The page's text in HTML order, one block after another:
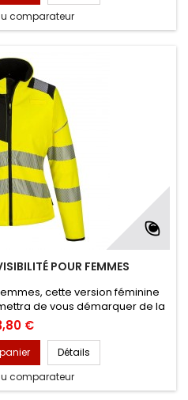
comparateur
POUR FEMMES
cette version féminine
de vous démarquer de la
résistant à l'eau et coupe-
que de nombreuses
une solution indispensable
de professionnels.
€
Détails
comparateur